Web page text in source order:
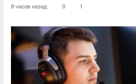
8 часов назад 0 1